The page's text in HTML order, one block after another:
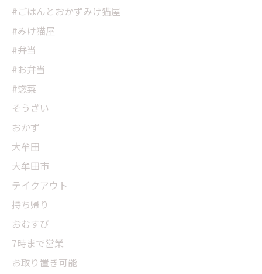
#ごはんとおかずみけ猫屋
#みけ猫屋
#弁当
#お弁当
#惣菜
そうざい
おかず
大牟田
大牟田市
テイクアウト
持ち帰り
おむすび
7時まで営業
お取り置き可能